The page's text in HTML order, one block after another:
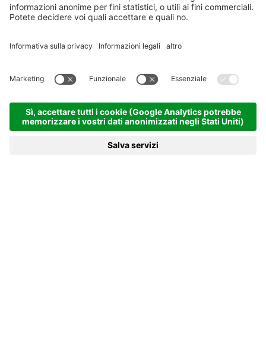
ognuno possa fruire al meglio di relax e
tranquillità.
il verificarsi di situazioni di disturbo alla
soggiorno; qualora si verificassero episodi di
disturbo che il padrone dell’animale non
riesce a risolvere, è facoltà della direzione
chiedere la partenza anticipata del Cliente,
senza alcun rimborso per il soggiorno non